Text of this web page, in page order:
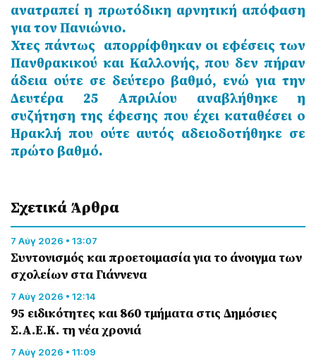
ανατραπεί η πρωτόδικη αρνητική απόφαση
για τον Πανιώνιο.
Χτες πάντως απορρίφθηκαν οι εφέσεις των
Πανθρακικού και Καλλονής, που δεν πήραν
άδεια ούτε σε δεύτερο βαθμό, ενώ για την
Δευτέρα 25 Απριλίου αναβλήθηκε η
συζήτηση της έφεσης που έχει καταθέσει ο
Ηρακλή που ούτε αυτός αδειοδοτήθηκε σε
πρώτο βαθμό.
Σχετικά Άρθρα
7 Αύγ 2026 • 13:07
Συντονισμός και προετοιμασία για το άνοιγμα των
σχολείων στα Γιάννενα
7 Αύγ 2026 • 12:14
95 ειδικότητες και 860 τμήματα στις Δημόσιες
Σ.Α.Ε.Κ. τη νέα χρονιά
7 Αύγ 2026 • 11:09